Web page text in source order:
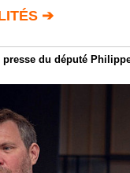
➔
du député